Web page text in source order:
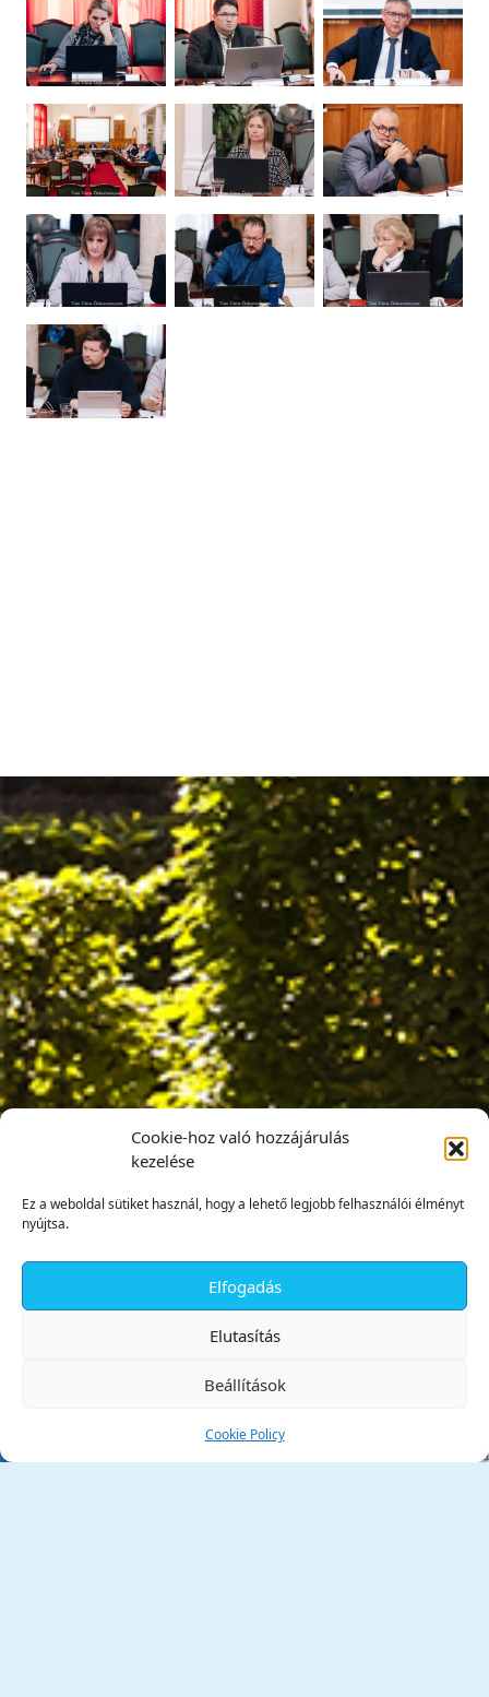
Cookie-hoz való hozzájárulás
kezelése
Ez a weboldal sütiket használ, hogy a lehető legjobb felhasználói élményt
nyújtsa.
Elfogadás
Elutasítás
Beállítások
Cookie Policy
Tata Város Önkormányzata
✕